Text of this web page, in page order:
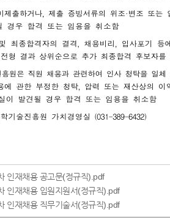
인재채용 공고문(정규직).pdf
인재채용 입원지원서(정규직).pdf
인재채용 직무기술서(정규직).pdf